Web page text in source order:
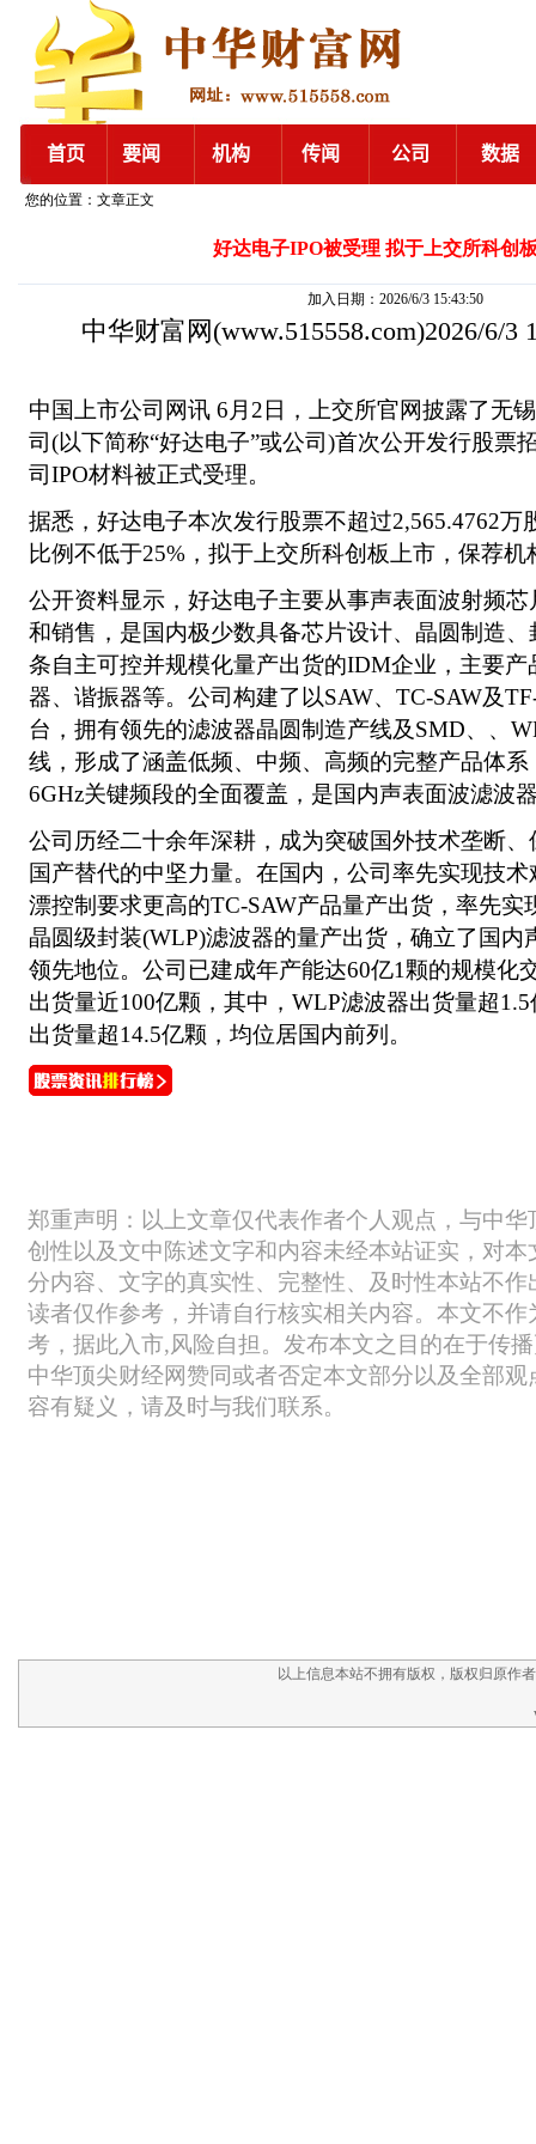
您的位置：文章正文
好达电子IPO被受理 拟于上交所科创
加入日期：2026/6/3 15:43:50
中华财富网 (www.515558.com)2026/6/3
中国上市公司网讯 6月2日，上交所官网披露了无
司(以下简称“好达电子”或公司)首次公开发行股票
司IPO材料被正式受理。
据悉，好达电子本次发行股票不超过2,565.4762万
比例不低于25%，拟于上交所科创板上市，保荐机
公开资料显示，好达电子主要从事声表面波射频
和销售，是国内极少数具备芯片设计、晶圆制造
条自主可控并规模化量产出货的IDM企业，主要产
器、谐振器等。公司构建了以SAW、TC-SAW及
台，拥有领先的滤波器晶圆制造产线及SMD、、
线，形成了涵盖低频、中频、高频的完整产品体
6GHz关键频段的全面覆盖，是国内声表面波滤波
公司历经二十余年深耕，成为突破国外技术垄断
国产替代的中坚力量。在国内，公司率先实现技
漂控制要求更高的TC-SAW产品量产出货，率先实
晶圆级封装(WLP)滤波器的量产出货，确立了国内
领先地位。公司已建成年产能达60亿1颗的规模化
出货量近100亿颗，其中，WLP滤波器出货量超
出货量超14.5亿颗，均位居国内前列。
以上信息本站不拥有版权，版权归原作